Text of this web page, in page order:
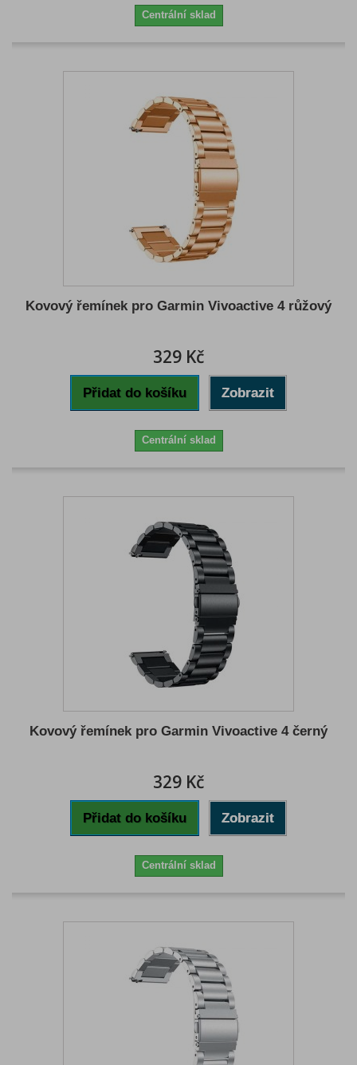
Centrální sklad
Kovový řemínek pro Garmin Vivoactive 4 růžový
329 Kč
Přidat do košíku Zobrazit
Centrální sklad
Kovový řemínek pro Garmin Vivoactive 4 černý
329 Kč
Přidat do košíku Zobrazit
Centrální sklad